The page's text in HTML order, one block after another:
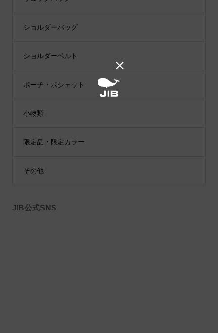
ショルダーバッグ
ショルダーベルト
ポーチ・ポシェット
小物類
限定品・限定カラー
その他
JIB公式SNS
